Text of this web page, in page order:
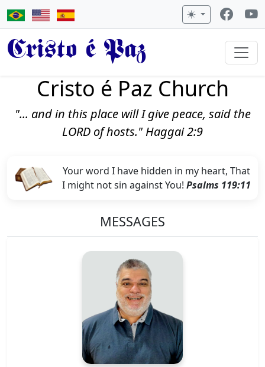
Cristo é Paz
Cristo é Paz Church
"... and in this place will I give peace, said the
LORD of hosts." Haggai 2:9
Your word I have hidden in my heart, That
I might not sin against You! Psalms 119:11
MESSAGES